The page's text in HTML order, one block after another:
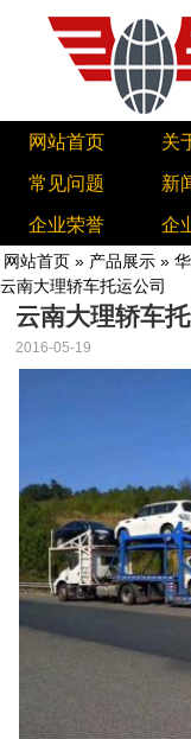
网站首页 关
常见问题 新
企业荣誉 企
网站首页 » 产品展示 »
云南大理轿车托运公司
云南大理轿车
2016-05-19